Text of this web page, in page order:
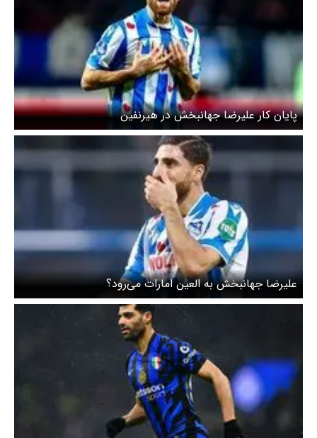
پایان کار علیرضا جهانبخش در هیرنفین
علیرضا جهانبخش به العین امارات می‌رود؟